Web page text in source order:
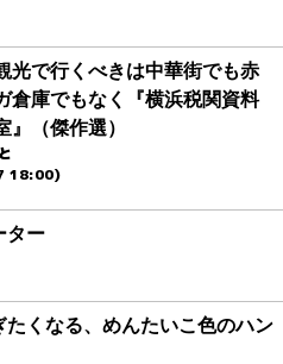
光で行くべきは中華街でも赤
倉庫でもなく『横浜税関資料
』（傑作選）
18:00)
ター
たくなる、めんたいこ色のハン